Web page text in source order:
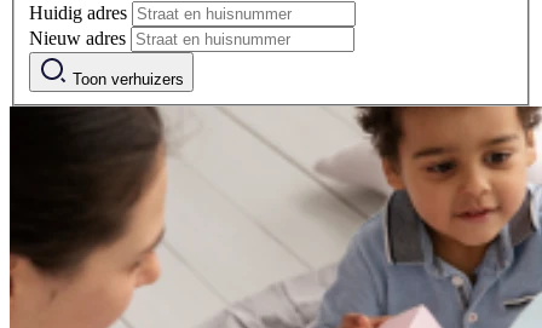
Huidig adres
Nieuw adres
Toon verhuizers